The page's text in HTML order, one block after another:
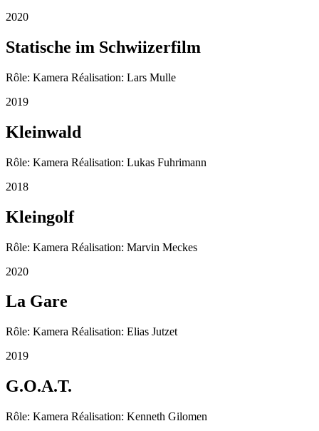
2020
Statische im Schwiizerfilm
Rôle: Kamera Réalisation: Lars Mulle
2019
Kleinwald
Rôle: Kamera Réalisation: Lukas Fuhrimann
2018
Kleingolf
Rôle: Kamera Réalisation: Marvin Meckes
2020
La Gare
Rôle: Kamera Réalisation: Elias Jutzet
2019
G.O.A.T.
Rôle: Kamera Réalisation: Kenneth Gilomen